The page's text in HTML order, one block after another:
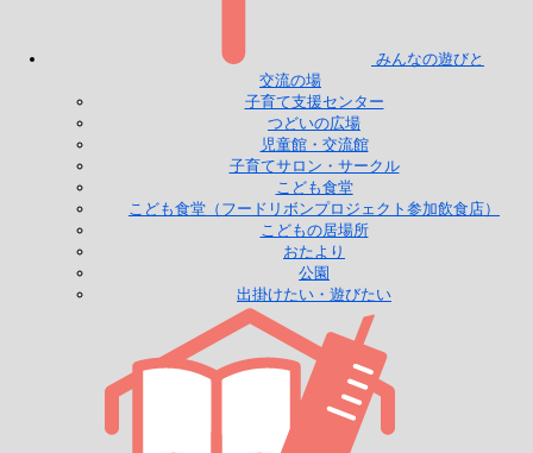
みんなの遊びと
交流の場
子育て支援センター
つどいの広場
児童館・交流館
子育てサロン・サークル
こども食堂
こども食堂（フードリボンプロジェクト参加飲食店）
こどもの居場所
おたより
公園
出掛けたい・遊びたい